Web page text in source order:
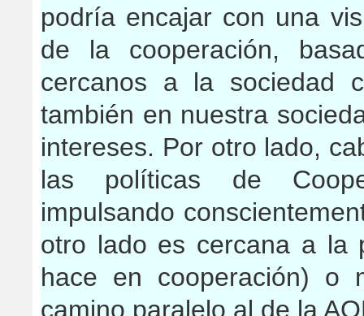
podría encajar con una
de la cooperación,
cercanos a la sociedad
también en nuestra
intereses. Por otro lado,
las políticas de
impulsando
otro lado es cercana a la
hace en cooperación)
camino paralelo al de la